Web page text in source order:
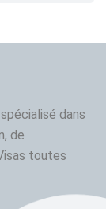
dans
de
toutes